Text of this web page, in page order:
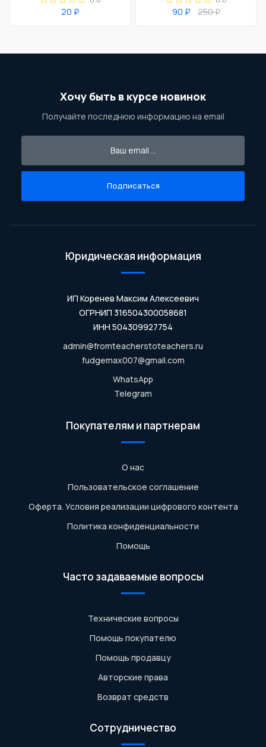
20 ₽ 90 ₽ 250 ₽
Хочу быть в курсе новинок
Получайте последнюю информацию на email
Подписаться
Юридическая информация
ИП Коренев Максим Алексеевич
ОГРНИП 316504300058681
ИНН 504309927754
admin@fromteacherstoteachers.ru
fudgemax007@gmail.com
WhatsApp
Telegram
Покупателям и партнерам
О нас
Пользовательское соглашение
Оферта. Условия реализации цифрового контента
Политика конфиденциальности
Помощь
Часто задаваемые вопросы
Технические вопросы
Помощь покупателю
Помощь продавцу
Авторские права
Возврат средств
Сотрудничество